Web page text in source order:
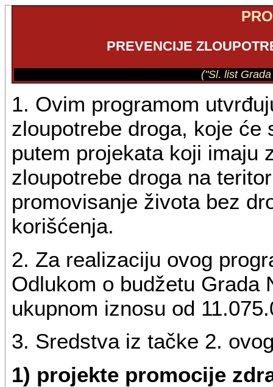
PREVENCIJE
("Sl. list
1. Ovim programom
zloupotrebe droga, koje će
putem projekata koji imaju
zloupotrebe droga na
promovisanje života bez
korišćenja.
2. Za realizaciju ovog
Odlukom o budžetu Grada
ukupnom iznosu od
3. Sredstva iz tačke 2.
1) projekte promocije